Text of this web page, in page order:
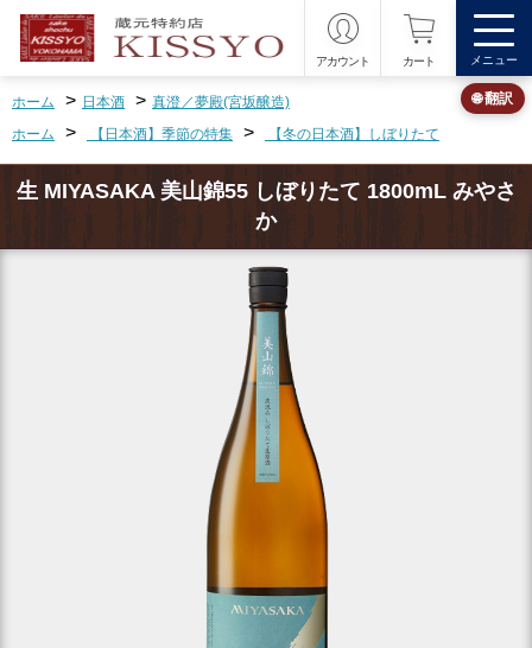
アカウント カート メニュー
ホーム > 日本酒 > 真澄／夢殿(宮坂醸造)
ホーム
> 【日本酒】季節の特集 > 【冬の日本酒】しぼりたて
生 MIYASAKA 美山錦55 しぼりたて 1800mL みやさ
か
🌐 翻訳